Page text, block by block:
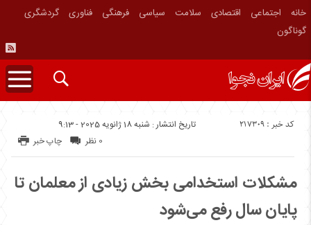
خانه اجتماعی اقتصادی سلامت سیاسی فرهنگی فناوری
گردشگری
گوناگون
تاریخ انتشار : شنبه 18 ژانویه 2025 - 9:13 کد خبر : 217309
چاپ خبر 0 نظر
مشکلات استخدامی بخش زیادی از معلمان تا
پایان سال رفع می‌شود